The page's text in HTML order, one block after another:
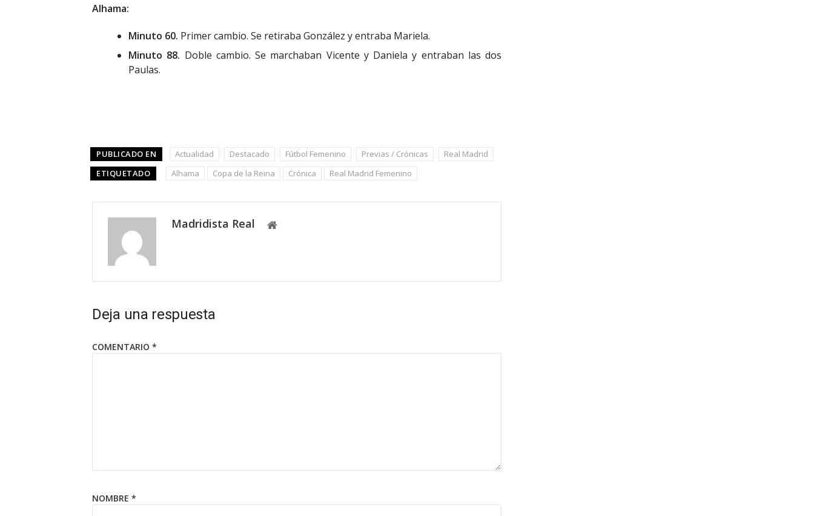
Alhama:
Minuto 60. Primer cambio. Se retiraba González y entraba Mariela.
Minuto 88. Doble cambio. Se marchaban Vicente y Daniela y entraban las dos
Paulas.
PUBLICADO EN Actualidad Destacado Fútbol Femenino Previas / Crónicas
Real Madrid
ETIQUETADO
Alhama Copa de la Reina Crónica Real Madrid Femenino
Madridista Real
Deja una respuesta
COMENTARIO *
NOMBRE *